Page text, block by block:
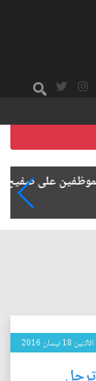
الأثنين 18 نيسان 2016